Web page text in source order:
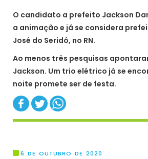
O candidato a prefeito Jackson
a animação e já se considera
José do Seridó, no RN.
Ao menos três pesquisas
Jackson. Um trio elétrico já se
noite promete ser de festa.
6 DE OUTUBRO DE 2020